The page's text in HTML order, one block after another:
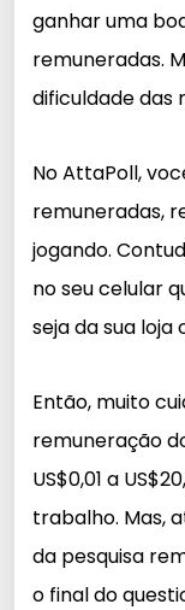
ganhar uma
remuneradas.
dificuldade das
No AttaPoll,
remuneradas,
jogando.
no seu celular
seja da sua loja
Então, muito
remuneração
US$0,01 a
trabalho. Mas,
da pesquisa
o final do